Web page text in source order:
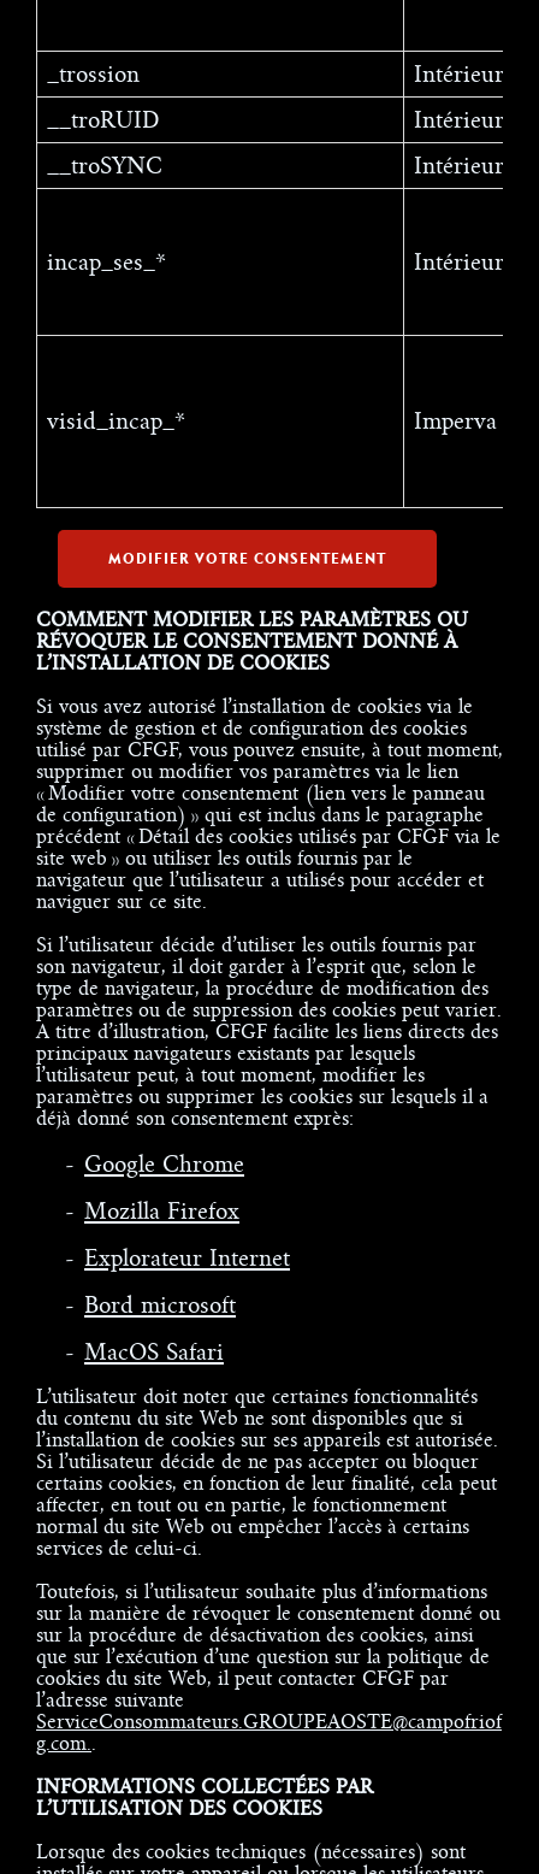
_trossion
Intérieur
__troRUID
Intérieur
__troSYNC
Intérieur
incap_ses_* Intérieur
visid_incap_* Imperva
MODIFIER VOTRE CONSENTEMENT
COMMENT MODIFIER LES PARAMÈTRES OU
RÉVOQUER LE CONSENTEMENT DONNÉ À
L’INSTALLATION DE COOKIES
Si vous avez autorisé l’installation de cookies via le
système de gestion et de configuration des cookies
utilisé par CFGF, vous pouvez ensuite, à tout moment,
supprimer ou modifier vos paramètres via le lien
« Modifier votre consentement (lien vers le panneau
de configuration) » qui est inclus dans le paragraphe
précédent « Détail des cookies utilisés par CFGF via le
site web » ou utiliser les outils fournis par le
navigateur que l’utilisateur a utilisés pour accéder et
naviguer sur ce site.
Si l’utilisateur décide d’utiliser les outils fournis par
son navigateur, il doit garder à l’esprit que, selon le
type de navigateur, la procédure de modification des
paramètres ou de suppression des cookies peut varier.
A titre d’illustration, CFGF facilite les liens directs des
principaux navigateurs existants par lesquels
l’utilisateur peut, à tout moment, modifier les
paramètres ou supprimer les cookies sur lesquels il a
déjà donné son consentement exprès:
Google Chrome
Mozilla Firefox
Explorateur Internet
Bord microsoft
MacOS Safari
L’utilisateur doit noter que certaines fonctionnalités
du contenu du site Web ne sont disponibles que si
l’installation de cookies sur ses appareils est autorisée.
Si l’utilisateur décide de ne pas accepter ou bloquer
certains cookies, en fonction de leur finalité, cela peut
affecter, en tout ou en partie, le fonctionnement
normal du site Web ou empêcher l’accès à certains
services de celui-ci.
Toutefois, si l’utilisateur souhaite plus d’informations
sur la manière de révoquer le consentement donné ou
sur la procédure de désactivation des cookies, ainsi
que sur l’exécution d’une question sur la politique de
cookies du site Web, il peut contacter CFGF par
l’adresse suivante
ServiceConsommateurs.GROUPEAOSTE@campofriof
g.com..
INFORMATIONS COLLECTÉES PAR
L’UTILISATION DES COOKIES
Lorsque des cookies techniques (nécessaires) sont